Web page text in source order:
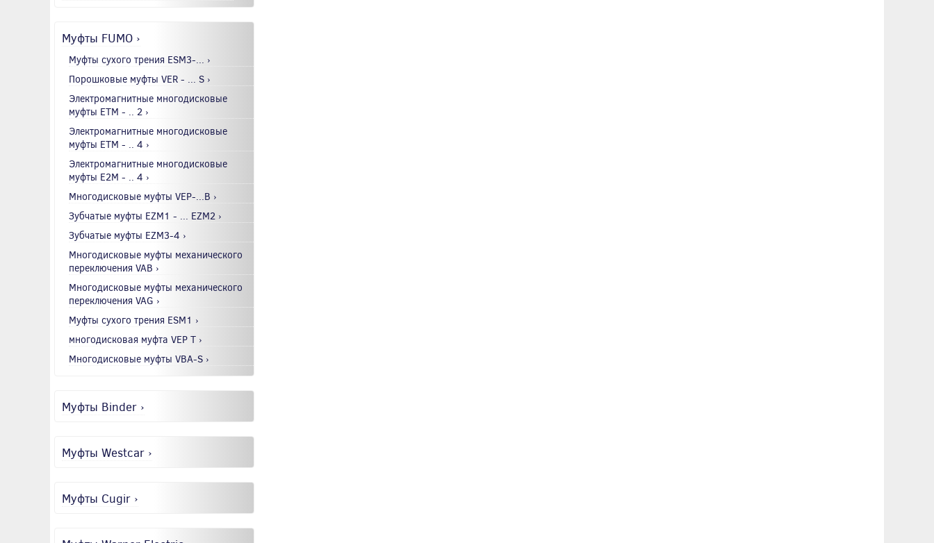
Муфты FUMO ›
Муфты сухого трения ESM3-... ›
Порошковые муфты VER - ... S ›
Электромагнитные многодисковые
муфты EТМ - .. 2 ›
Электромагнитные многодисковые
муфты EТМ - .. 4 ›
Электромагнитные многодисковые
муфты E2М - .. 4 ›
Многодисковые муфты VEP-...B ›
Зубчатые муфты EZM1 - ... EZM2 ›
Зубчатые муфты EZM3-4 ›
Многодисковые муфты механического
переключения VAB ›
Многодисковые муфты механического
переключения VAG ›
Муфты сухого трения ESM1 ›
многодисковая муфта VEP T ›
Многодисковые муфты VBA-S ›
Муфты Binder ›
Муфты Westcar ›
Муфты Cugir ›